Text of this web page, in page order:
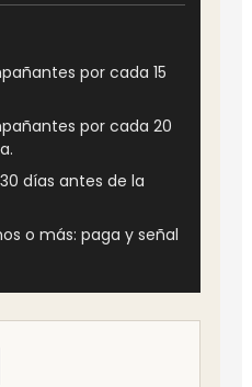
por cada 15
por cada 20
días antes de la
o más: paga y señal